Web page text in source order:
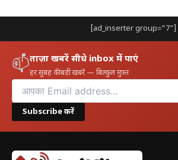
[ad_inserter group="7"]
📫ताज़ा खबरें सीधे inbox में पाएं
हर सुबह की बड़ी खबरें — बिल्कुल मुफ़्त
Subscribe करें